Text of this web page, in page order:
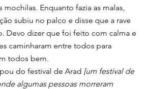
mochilas. Enquanto fazia as malas,
subiu no palco e disse que a rave
Devo dizer que foi feito com calma e
caminharam entre todos para
todos bem.
do festival de Arad [um festival de
algumas pessoas morreram